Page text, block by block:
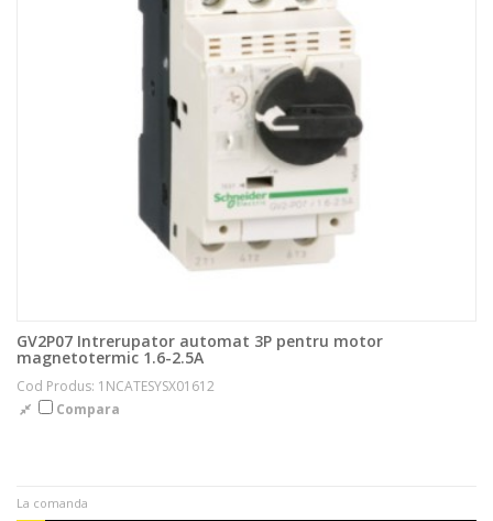
GV2P07 Intrerupator automat 3P pentru motor
magnetotermic 1.6-2.5A
Cod Produs: 1NCATESYSX01612
Compara
La comanda